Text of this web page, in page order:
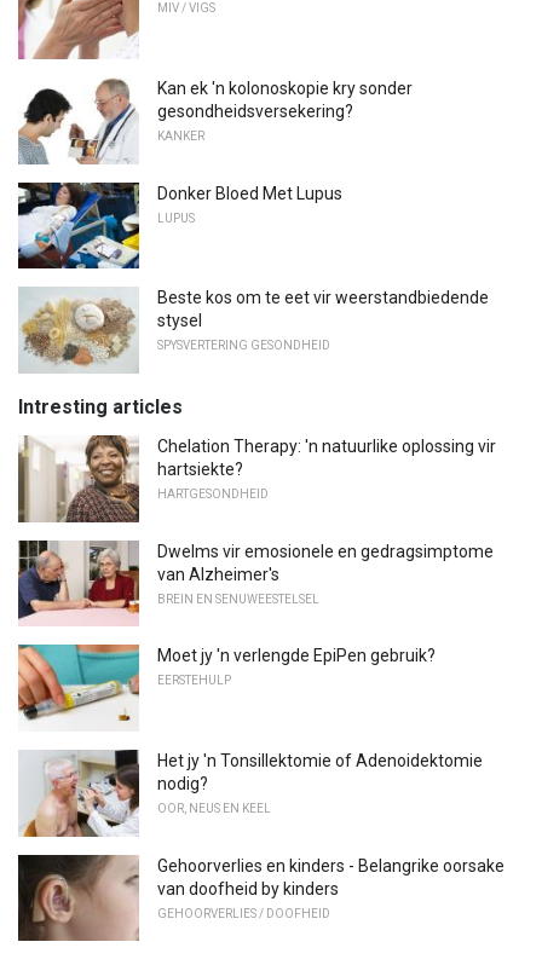
MIV / VIGS
Kan ek 'n kolonoskopie kry sonder
gesondheidsversekering?
KANKER
Donker Bloed Met Lupus
LUPUS
Beste kos om te eet vir weerstandbiedende
stysel
SPYSVERTERING GESONDHEID
Intresting articles
Chelation Therapy: 'n natuurlike oplossing vir
hartsiekte?
HARTGESONDHEID
Dwelms vir emosionele en gedragsimptome
van Alzheimer's
BREIN EN SENUWEESTELSEL
Moet jy 'n verlengde EpiPen gebruik?
EERSTEHULP
Het jy 'n Tonsillektomie of Adenoidektomie
nodig?
OOR, NEUS EN KEEL
Gehoorverlies en kinders - Belangrike oorsake
van doofheid by kinders
GEHOORVERLIES / DOOFHEID